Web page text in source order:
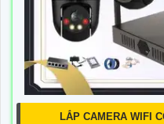
LẮP CAMERA WIFI